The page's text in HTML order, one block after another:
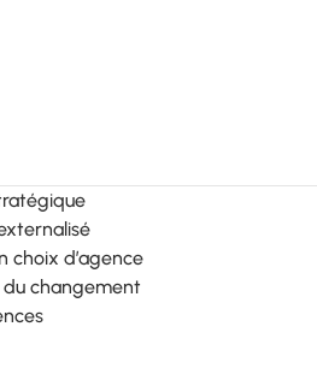
choix d’agence
changement